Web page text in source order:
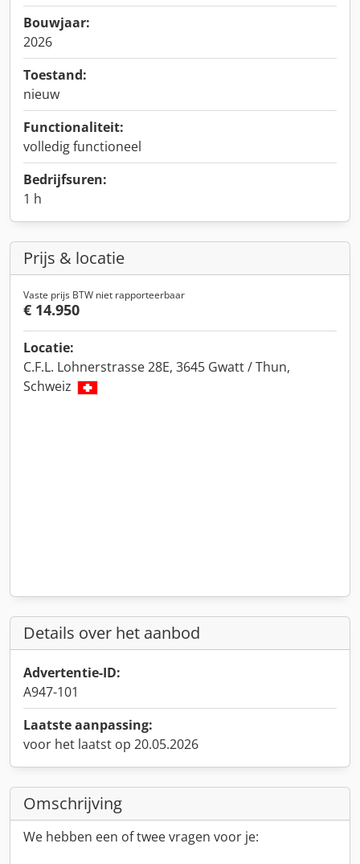
Bouwjaar:
2026
Toestand:
nieuw
Functionaliteit:
volledig functioneel
Bedrijfsuren:
1 h
Prijs & locatie
Vaste prijs BTW niet rapporteerbaar
€ 14.950
Locatie:
C.F.L. Lohnerstrasse 28E, 3645 Gwatt / Thun,
Schweiz
Details over het aanbod
Advertentie-ID:
A947-101
Laatste aanpassing:
voor het laatst op 20.05.2026
Omschrijving
We hebben een of twee vragen voor je: